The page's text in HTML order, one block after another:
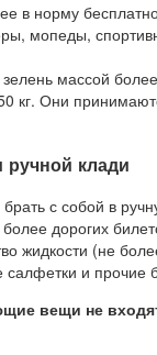
в норму
мопеды,
массой более
Они
ручной клади
с собой в
дорогих
жидкости (не
и прочие
вещи не